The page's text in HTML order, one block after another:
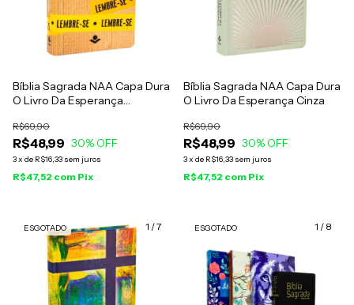
Bíblia Sagrada NAA Capa Dura
O Livro Da Esperança
R$48,99
R$69,90
30% OFF
3x de R$16,33 sem juros
R$47,52 com Pix
Bíblia Sagrada NAA Capa Dura
O Livro Da Esperança Cinza
R$48,99
R$69,90
30% OFF
3x de R$16,33 sem juros
R$47,52 com Pix
1 /7
ESGOTADO 1 / 8
ESGOTADO